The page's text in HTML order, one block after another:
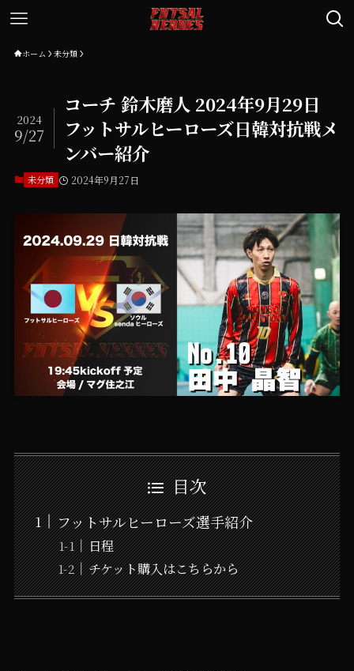
ホーム 未分類
コーチ 鈴木磨人 2024年9月29日
フットサルヒーローズ日韓対抗戦メ
ンバー紹介
2024
9/27
未分類 2024年9月27日
目次
フットサルヒーローズ選手紹介
日程
チケット購入はこちらから